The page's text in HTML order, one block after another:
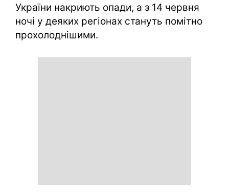
України накриють опади, а з 14 червня
ночі у деяких регіонах стануть помітно
прохолоднішими.